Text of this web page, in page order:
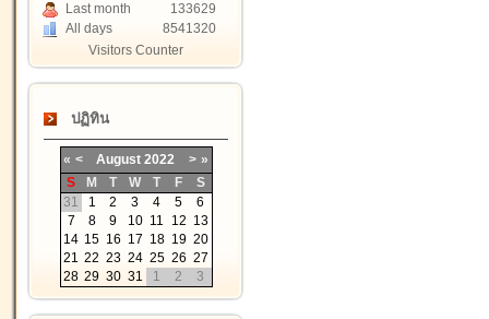
Last month
133629
All days
8541320
Visitors Counter
ปฏิทิน
« < August 2022 > »
S
M T W T F
S
31
1 2 3 4 5
6
7
8 9 10 11 12 13
14 15 16 17 18 19 20
21 22 23 24 25 26 27
28 29 30 31 1 2 3